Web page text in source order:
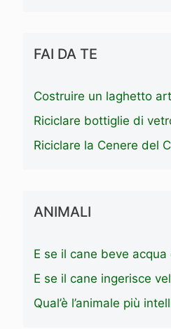
FAI DA TE
Costruire un laghetto
Riciclare bottiglie di
Riciclare la Cenere del
ANIMALI
E se il cane beve acqua
E se il cane ingerisce
Qual’è l’animale più